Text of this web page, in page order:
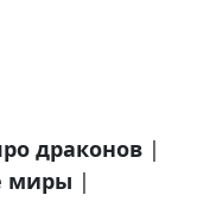
драконов |
миры |